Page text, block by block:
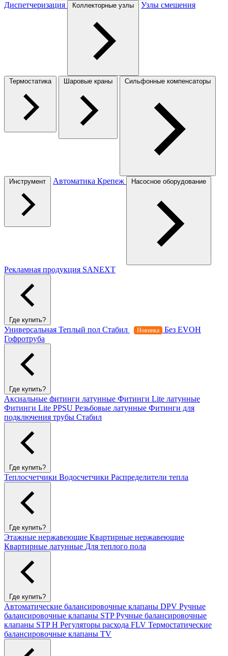
Диспетчеризация Коллекторные узлы Узлы смешения
Термостатика Шаровые краны Сильфонные компенсаторы
Инструмент Автоматика Крепеж Насосное оборудование
Рекламная продукция SANEXT
Где купить?
Универсальная Теплый пол Стабил Новинка
Без EVOH
Гофротруба
Где купить?
Аксиальные фитинги латунные Фитинги Lite латунные
Фитинги Lite PPSU Резьбовые латунные Фитинги для
подключения трубы Стабил
Где купить?
Теплосчетчики Водосчетчики Распределители тепла
Где купить?
Этажные нержавеющие Квартирные нержавеющие
Квартирные латунные Для теплого пола
Где купить?
Автоматические балансировочные клапаны DPV Ручные
балансировочные клапаны STPРучные балансировочные
клапаны STP H Регуляторы расхода FLV Термостатические
балансировочные клапаны TV